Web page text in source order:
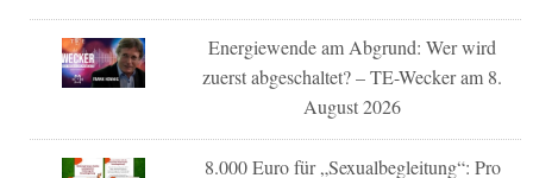
Energiewende am Abgrund: Wer wird
zuerst abgeschaltet? – TE-Wecker am 8.
August 2026
8.000 Euro für „Sexualbegleitung“: Pro